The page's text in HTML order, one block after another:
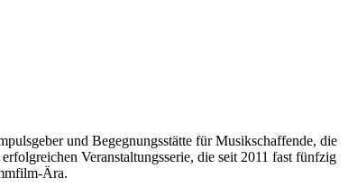
und Begegnungsstätte für Musikschaffende, die
Veranstaltungsserie, die seit 2011 fast fünfzig
Ära.